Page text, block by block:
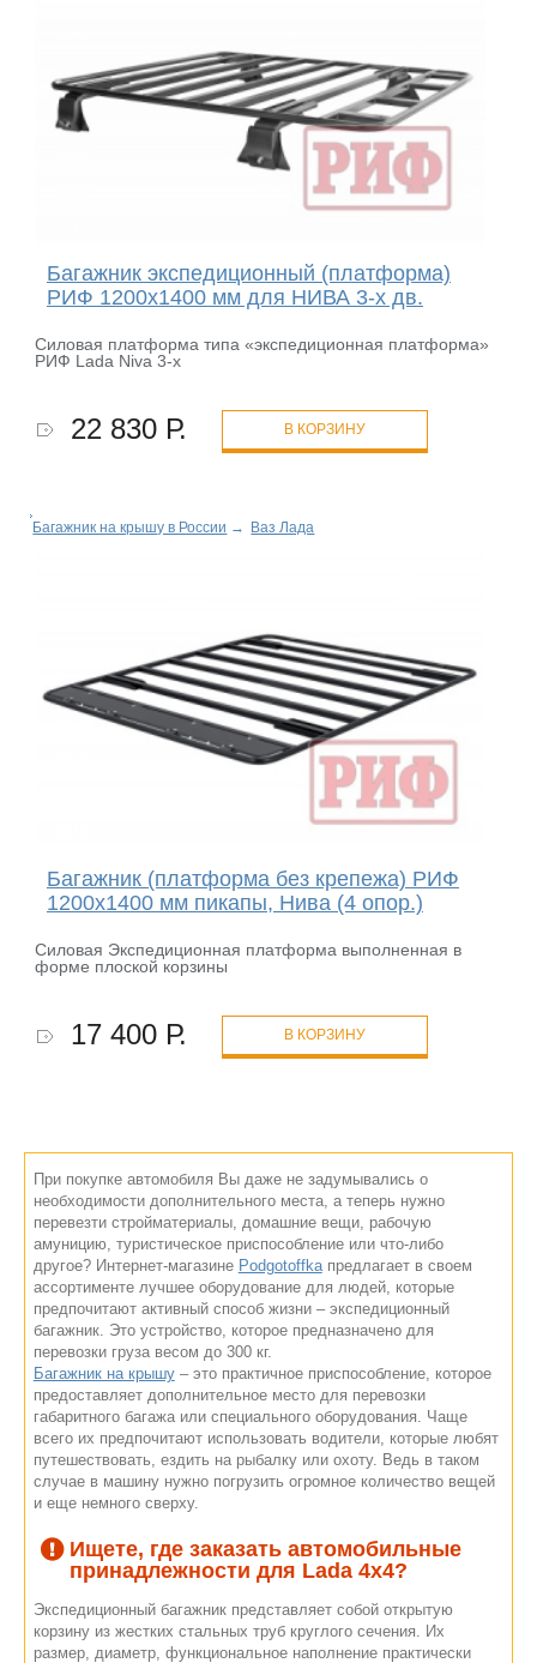
Багажник экспедиционный (платформа)
РИФ 1200х1400 мм для НИВА 3-х дв.
Силовая платформа типа «экспедиционная платформа»
РИФ Lada Niva 3-х
22 830 Р. В КОРЗИНУ
Багажник на крышу в России → Ваз Лада
Багажник (платформа без крепежа) РИФ
1200x1400 мм пикапы, Нива (4 опор.)
Силовая Экспедиционная платформа выполненная в
форме плоской корзины
17 400 Р. В КОРЗИНУ
При покупке автомобиля Вы даже не задумывались о
необходимости дополнительного места, а теперь нужно
перевезти стройматериалы, домашние вещи, рабочую
амуницию, туристическое приспособление или что-либо
другое? Интернет-магазине Podgotoffkaпредлагает в своем
ассортименте лучшее оборудование для людей, которые
предпочитают активный способ жизни – экспедиционный
багажник. Это устройство, которое предназначено для
перевозки груза весом до 300 кг.
Багажник на крышу– это практичное приспособление, которое
предоставляет дополнительное место для перевозки
габаритного багажа или специального оборудования. Чаще
всего их предпочитают использовать водители, которые любят
путешествовать, ездить на рыбалку или охоту. Ведь в таком
случае в машину нужно погрузить огромное количество вещей
и еще немного сверху.
Ищете, где заказать автомобильные
принадлежности для Lada 4x4?
Экспедиционный багажник представляет собой открытую
корзину из жестких стальных труб круглого сечения. Их
размер, диаметр, функциональное наполнение практически